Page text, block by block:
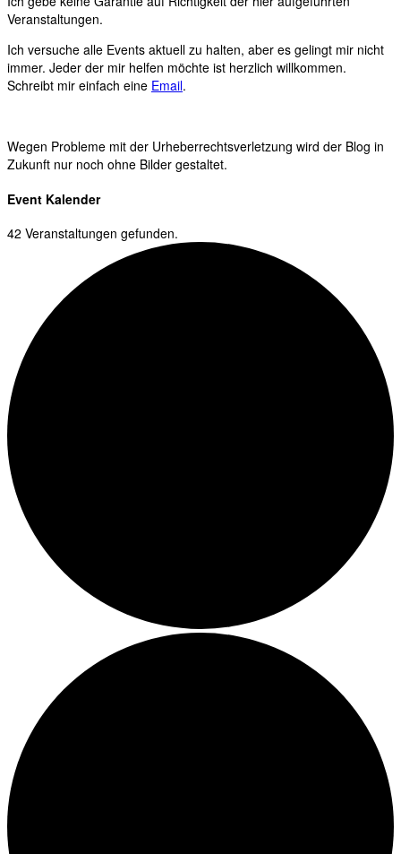
Veranstaltungen.
Ich versuche alle Events aktuell zu halten, aber es gelingt mir nicht
immer. Jeder der mir helfen möchte ist herzlich willkommen.
Schreibt mir einfach eine Email.
Wegen Probleme mit der Urheberrechtsverletzung wird der Blog in
Zukunft nur noch ohne Bilder gestaltet.
Event Kalender
42 Veranstaltungen gefunden.